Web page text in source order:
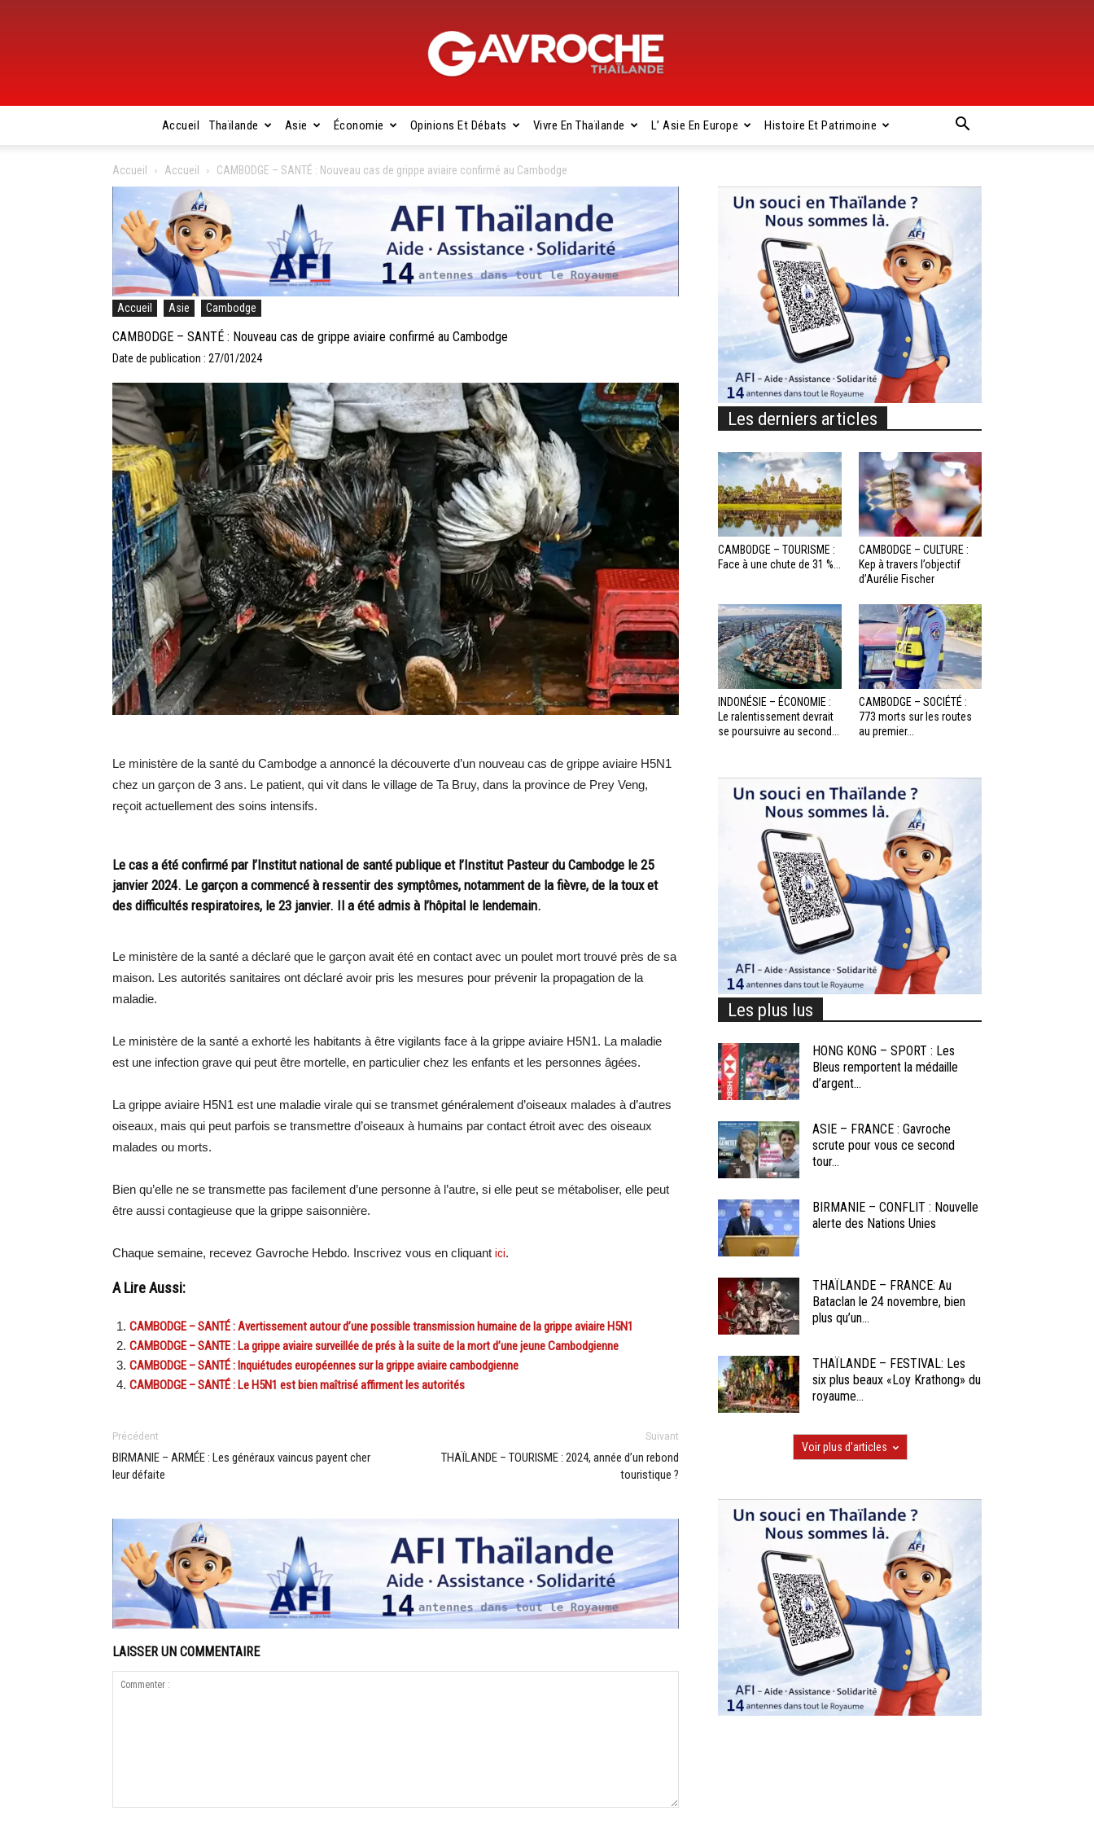
Gavroche
Thaïlande
Accueil Thaïlande Asie Économie Opinions Et Débats Vivre En Thaïlande L’ Asie En Europe Histoire Et Patrimoine
Accueil Accueil CAMBODGE – SANTÉ : Nouveau cas de grippe aviaire confirmé au Cambodge
Accueil Asie Cambodge
CAMBODGE – SANTÉ : Nouveau cas de grippe aviaire confirmé au Cambodge
Date de publication : 27/01/2024
Le ministère de la santé du Cambodge a annoncé la découverte d’un nouveau cas de grippe aviaire H5N1
chez un garçon de 3 ans. Le patient, qui vit dans le village de Ta Bruy, dans la province de Prey Veng,
reçoit actuellement des soins intensifs.
Le cas a été confirmé par l’Institut national de santé publique et l’Institut Pasteur du Cambodge le 25
janvier 2024. Le garçon a commencé à ressentir des symptômes, notamment de la fièvre, de la toux et
des difficultés respiratoires, le 23 janvier. Il a été admis à l’hôpital le lendemain.
Le ministère de la santé a déclaré que le garçon avait été en contact avec un poulet mort trouvé près de sa
maison. Les autorités sanitaires ont déclaré avoir pris les mesures pour prévenir la propagation de la
maladie.
Le ministère de la santé a exhorté les habitants à être vigilants face à la grippe aviaire H5N1. La maladie
est une infection grave qui peut être mortelle, en particulier chez les enfants et les personnes âgées.
La grippe aviaire H5N1 est une maladie virale qui se transmet généralement d’oiseaux malades à d’autres
oiseaux, mais qui peut parfois se transmettre d’oiseaux à humains par contact étroit avec des oiseaux
malades ou morts.
Bien qu’elle ne se transmette pas facilement d’une personne à l’autre, si elle peut se métaboliser, elle peut
être aussi contagieuse que la grippe saisonnière.
Chaque semaine, recevez Gavroche Hebdo. Inscrivez vous en cliquant ici.
A Lire Aussi:
CAMBODGE – SANTÉ : Avertissement autour d’une possible transmission humaine de la grippe aviaire H5N1
CAMBODGE – SANTE : La grippe aviaire surveillée de prés à la suite de la mort d’une jeune Cambodgienne
CAMBODGE – SANTÉ : Inquiétudes européennes sur la grippe aviaire cambodgienne
CAMBODGE – SANTÉ : Le H5N1 est bien maîtrisé affirment les autorités
Précédent
BIRMANIE – ARMÉE : Les généraux vaincus payent cher
leur défaite
Suivant
THAÏLANDE – TOURISME : 2024, année d’un rebond
touristique ?
LAISSER UN COMMENTAIRE
Les derniers articles
CAMBODGE – TOURISME :
Face à une chute de 31 %...
CAMBODGE – CULTURE :
Kep à travers l’objectif
d’Aurélie Fischer
INDONÉSIE – ÉCONOMIE :
Le ralentissement devrait
se poursuivre au second...
CAMBODGE – SOCIÉTÉ :
773 morts sur les routes
au premier...
Les plus lus
HONG KONG – SPORT : Les
Bleus remportent la médaille
d’argent...
ASIE – FRANCE : Gavroche
scrute pour vous ce second
tour...
BIRMANIE – CONFLIT : Nouvelle
alerte des Nations Unies
THAÏLANDE – FRANCE: Au
Bataclan le 24 novembre, bien
plus qu’un...
THAÏLANDE – FESTIVAL: Les
six plus beaux «Loy Krathong» du
royaume...
Voir plus d'articles